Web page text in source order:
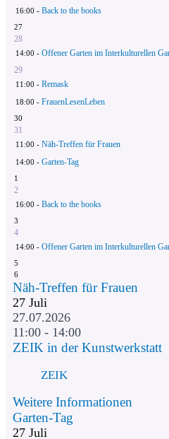
16:00 - Back to the books
27
28
14:00 - Offener Garten im Interkulturellen
29
11:00 - Remask
18:00 - FrauenLesenLeben
30
31
11:00 - Näh-Treffen für Frauen
14:00 - Garten-Tag
1
2
16:00 - Back to the books
3
4
14:00 - Offener Garten im Interkulturellen
5
6
Näh-Treffen für Frauen
27 Juli
27.07.2026
11:00 - 14:00
ZEIK in der Kunstwerkstatt
ZEIK
Weitere Informationen
Garten-Tag
27 Juli